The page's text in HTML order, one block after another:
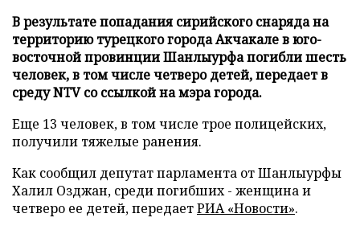
В результате попадания сирийского снаряда на
территорию турецкого города Акчакале в юго-
восточной провинции Шанлыурфа погибли шесть
человек, в том числе четверо детей, передает в
среду NTV со ссылкой на мэра города.
Еще 13 человек, в том числе трое полицейских,
получили тяжелые ранения.
Как сообщил депутат парламента от Шанлыурфы
Халил Озджан, среди погибших - женщина и
четверо ее детей, передаетРИА «Новости».